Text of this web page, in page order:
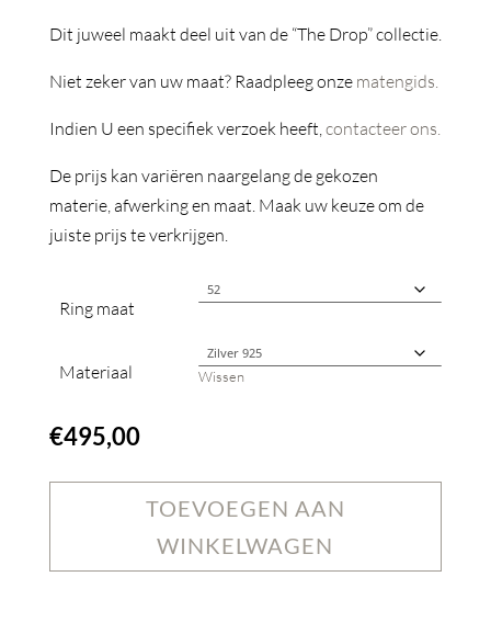
Dit juweel maakt deel uit van de “The Drop” collectie.
Niet zeker van uw maat? Raadpleeg onze matengids.
Indien U een specifiek verzoek heeft,contacteer ons.
De prijs kan variëren naargelang de gekozen
materie, afwerking en maat. Maak uw keuze om de
juiste prijs te verkrijgen.
Ring maat
Materiaal Wissen
€495,00
TOEVOEGEN AAN
WINKELWAGEN